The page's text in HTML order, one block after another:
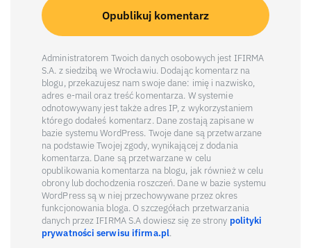
Administratorem Twoich danych osobowych jest IFIRMA
S.A. z siedzibą we Wrocławiu. Dodając komentarz na
blogu, przekazujesz nam swoje dane: imię i nazwisko,
adres e-mail oraz treść komentarza. W systemie
odnotowywany jest także adres IP, z wykorzystaniem
którego dodałeś komentarz. Dane zostają zapisane w
bazie systemu WordPress. Twoje dane są przetwarzane
na podstawie Twojej zgody, wynikającej z dodania
komentarza. Dane są przetwarzane w celu
opublikowania komentarza na blogu, jak również w celu
obrony lub dochodzenia roszczeń. Dane w bazie systemu
WordPress są w niej przechowywane przez okres
funkcjonowania bloga. O szczegółach przetwarzania
danych przez IFIRMA S.A dowiesz się ze strony polityki
prywatności serwisu ifirma.pl.